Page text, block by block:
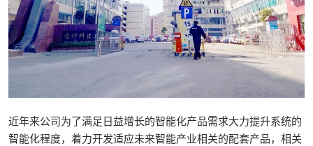
近年来公司为了满足日益增长的智能化产品需求大力提升系统的
智能化程度，着力开发适应未来智能产业相关的配套产品，相关